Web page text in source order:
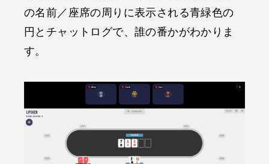
の名前／座席の周りに表示される青緑色の
円とチャットログで、誰の番かがわかりま
す。